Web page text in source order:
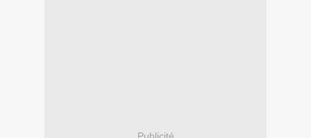
Publicité